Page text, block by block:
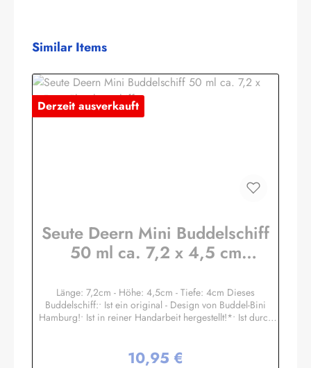
Produktgalerie überspringen
Similar Items
Derzeit ausverkauft
Seute Deern Mini Buddelschiff
50 ml ca. 7,2 x 4,5 cm
Länge: 7,2cm - Höhe: 4,5cm - Tiefe: 4cm Dieses
Buddelschiff:• Ist ein original - Design von Buddel-Bini
Hamburg!• Ist in reiner Handarbeit hergestellt!*• Ist durch
Schiffsname ist auf dem Goldpapier - Schild gedruckt.• Ist
Regulärer Preis:
10,95 €